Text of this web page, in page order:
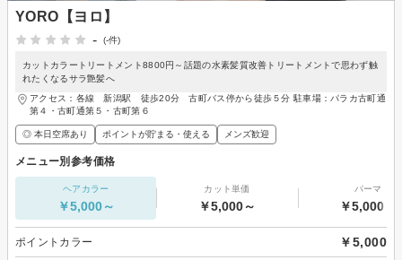
YORO【ヨロ】
-
(-件)
カットカラートリートメント8800円～話題の水素髪質改善トリートメントで思わず触
れたくなるサラ艶髪へ
アクセス：各線 新潟駅 徒歩20分 古町バス停から徒歩５分 駐車場：パラカ古町通
第４・古町通第５・古町第６
◎ 本日空席あり ポイントが貯まる・使える メンズ歓迎
メニュー別参考価格
ヘアカラー
￥5,000～
カット単価
￥5,000～
パーマ
￥5,000～
ポイントカラー ￥5,000